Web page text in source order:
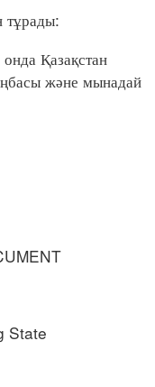
Қазақстан
және мынадай
State